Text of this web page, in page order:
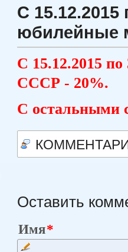
С 15.12.2015
юбилейные
С 15.12.2015
СССР - 20%.
С остальными
Оставить
Имя